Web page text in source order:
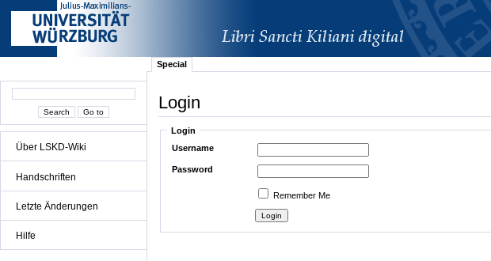
Über LSKD-Wiki
Handschriften
Letzte Änderungen
Hilfe
Special
Login
Login
Username
Password
Remember Me